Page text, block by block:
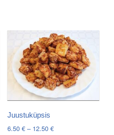
Juustuküpsis
6.50 € – 12.50 €Price